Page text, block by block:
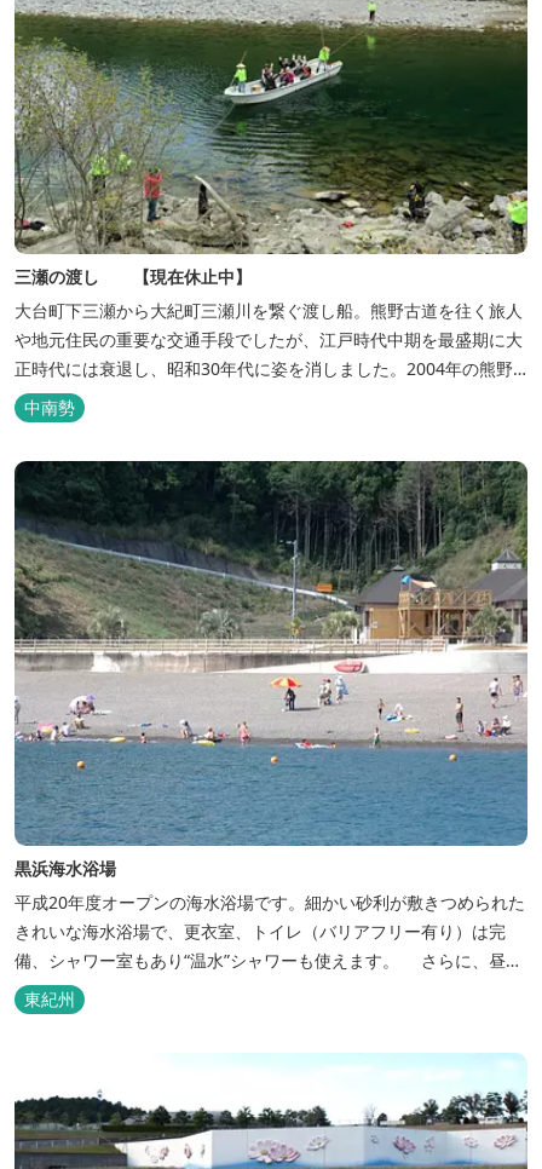
三瀬の渡し 【現在休止中】
大台町下三瀬から大紀町三瀬川を繋ぐ渡し船。熊野古道を往く旅人
や地元住民の重要な交通手段でしたが、江戸時代中期を最盛期に大
正時代には衰退し、昭和30年代に姿を消しました。2004年の熊野
古道世界遺産登録を契機に、2009年4月、地元の三瀬の渡し保存会
により復活。 ※渡し舟の無断使用は危険ですので、お止めくださ
い。 【 営業時間 】 日曜日のみ ※天候等により中止になる場合が
あります。...
中南勢
黒浜海水浴場
平成20年度オープンの海水浴場です。細かい砂利が敷きつめられた
きれいな海水浴場で、更衣室、トイレ（バリアフリー有り）は完
備、シャワー室もあり“温水”シャワーも使えます。 さらに、昼食
等を食べるのに最適な芝生、美しい屋根付きの休憩スペースや高い
位置から海に浮かぶ島々（紀伊の松島）を一望できるウッドデッキ
まで設置しています。 三重県おすすめ海水浴場ビーチ特集はこちら
東紀州